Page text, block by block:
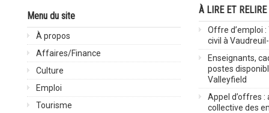
Menu du site
À propos
Affaires/Finance
Culture
Emploi
Tourisme
À LIRE ET RELIRE
Offre d’emploi
civil à
Enseignants,
postes
Valleyfield
Appel d’offres :
collective des